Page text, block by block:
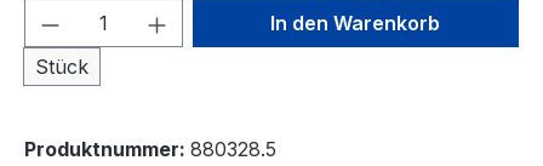
Produkt Anzahl: Gib den
Stück
In den Warenkorb
Produktnummer: 880328.5